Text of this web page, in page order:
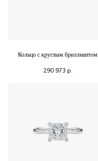
Кольцо с круглым бриллиантом
290 973 р.